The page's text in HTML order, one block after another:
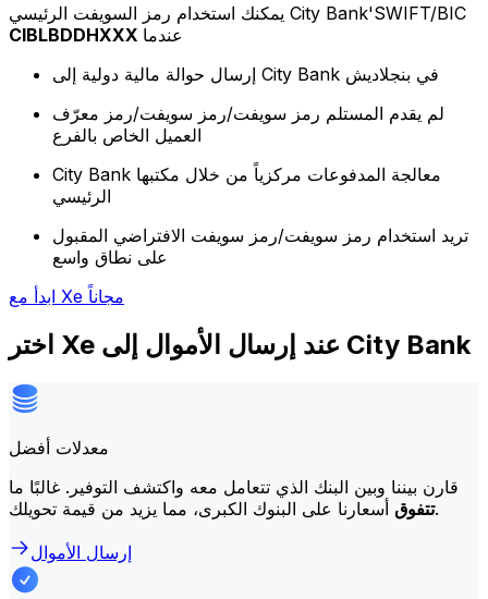
يمكنك استخدام رمز السويفت الرئيسي City Bank'SWIFT/BIC
CIBLBDDHXXX عندما
إرسال حوالة مالية دولية إلى City Bank في بنجلاديش
لم يقدم المستلم رمز سويفت/رمز سويفت/رمز معرّف
العميل الخاص بالفرع
City Bank معالجة المدفوعات مركزياً من خلال مكتبها
الرئيسي
تريد استخدام رمز سويفت/رمز سويفت الافتراضي المقبول
على نطاق واسع
ابدأ مع Xe مجاناً
اختر Xe عند إرسال الأموال إلى City Bank
معدلات أفضل
قارن بيننا وبين البنك الذي تتعامل معه واكتشف التوفير. غالبًا ما
تتفوقأسعارنا على البنوك الكبرى، مما يزيد من قيمة تحويلك.
إرسال الأموال